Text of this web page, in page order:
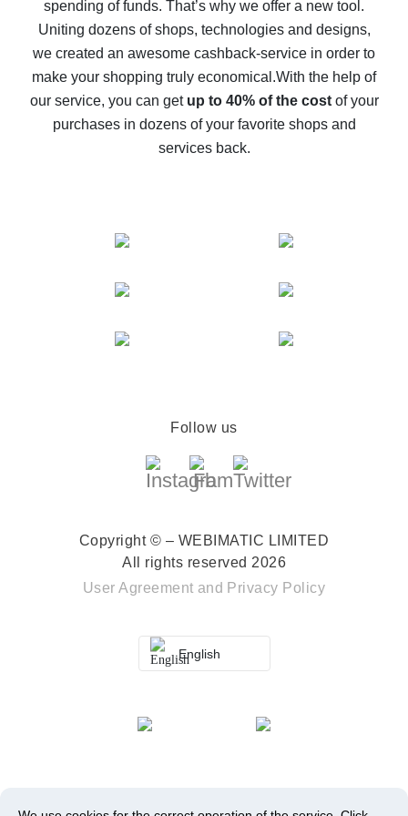
10% cash back on AliExpress - the impossible is
possible
The best cash back on AliExpress - how to find it
The best cash back service for AliExpress - let's
compare offers
spending of funds. That’s why we offer a new tool.
Uniting dozens of shops, technologies and designs,
we created an awesome cashback-service in order to
make your shopping truly economical.With the help of
our service, you can get up to 40% of the costof your
purchases in dozens of your favorite shops and
services back.
Follow us
Copyright © – WEBIMATIC LIMITED
All rights reserved 2026
User Agreement and Privacy Policy
English